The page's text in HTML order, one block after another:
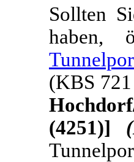
Sollten
haben,
(KBS
(4251)]